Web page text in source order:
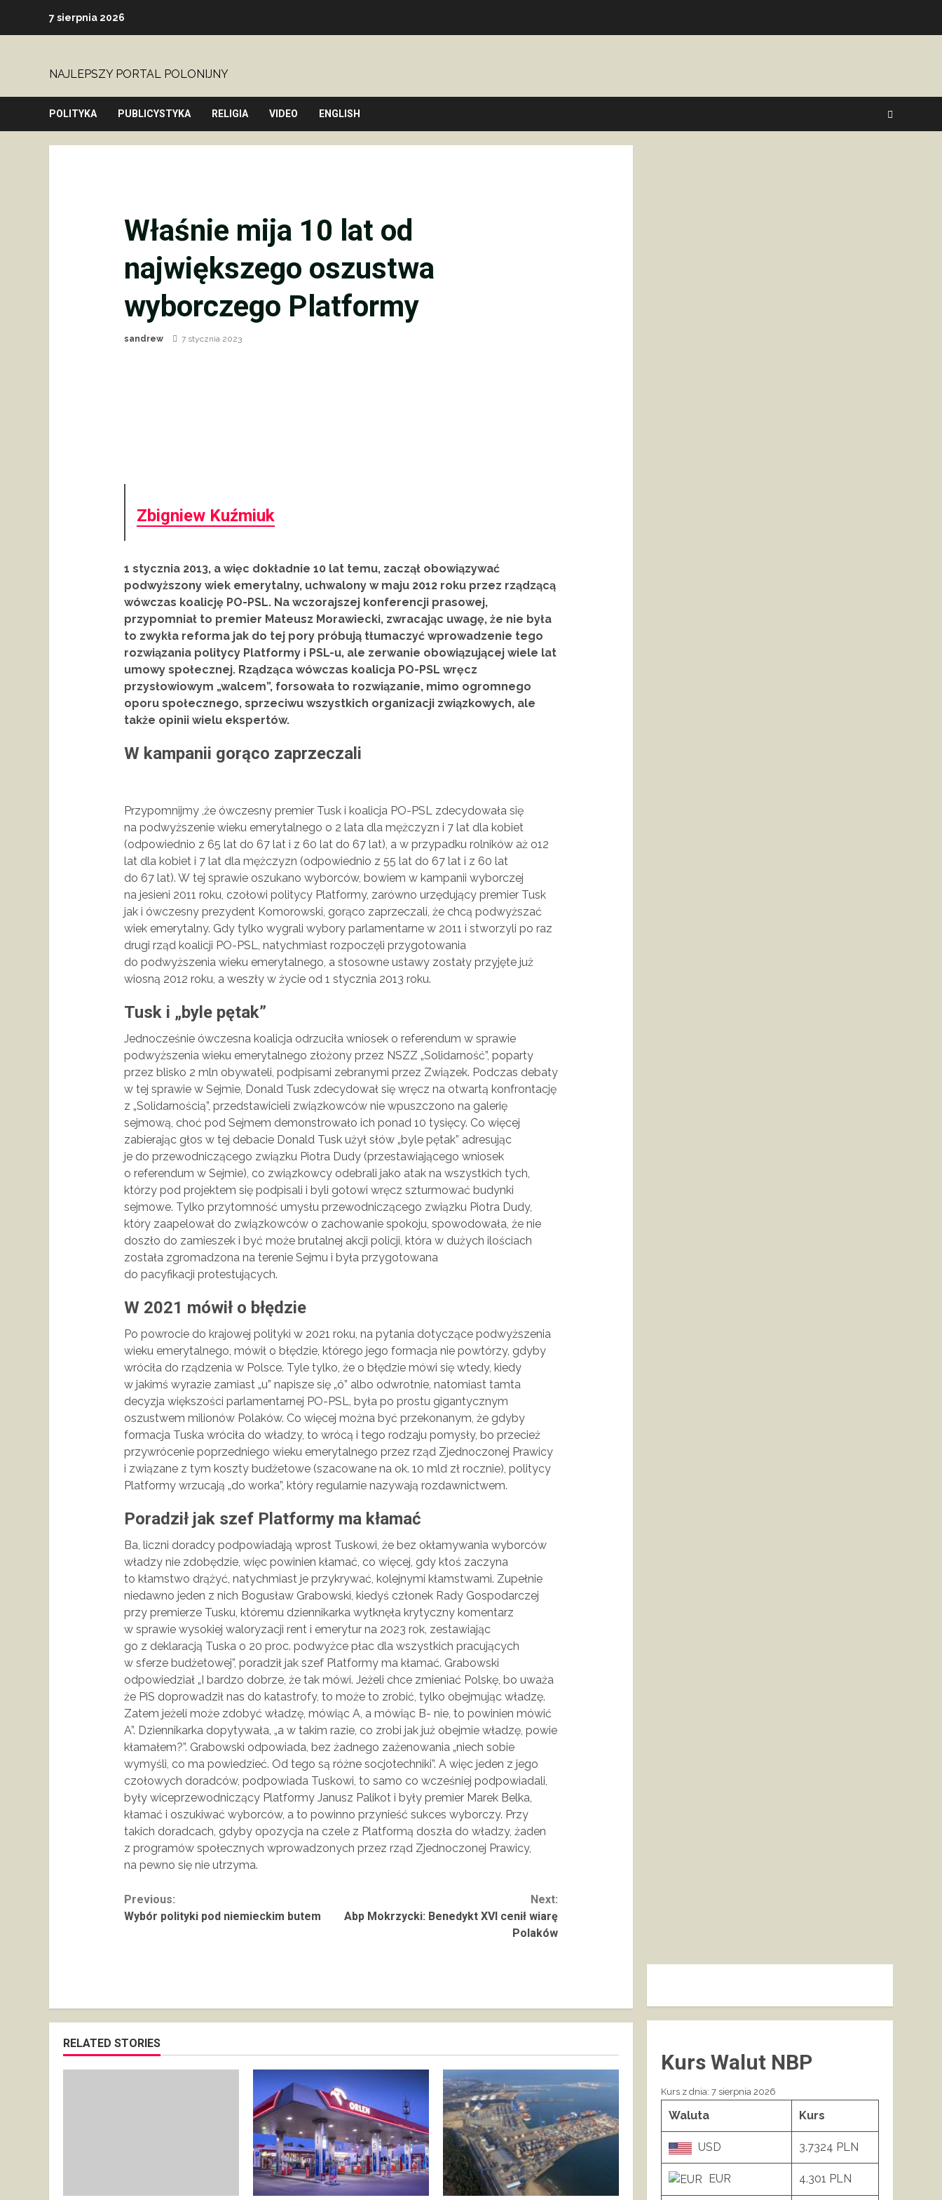
7 sierpnia 2026
NAJLEPSZY PORTAL POLONIJNY
POLITYKA PUBLICYSTYKA RELIGIA VIDEO ENGLISH
Właśnie mija 10 lat od
największego oszustwa
wyborczego Platformy
sandrew 7 stycznia 2023
Zbigniew Kuźmiuk
1 stycznia 2013, a więc dokładnie 10 lat temu, zaczął obowiązywać
podwyższony wiek emerytalny, uchwalony w maju 2012 roku przez rządzącą
wówczas koalicję PO-PSL. Na wczorajszej konferencji prasowej,
przypomniał to premier Mateusz Morawiecki, zwracając uwagę, że nie była
to zwykła reforma jak do tej pory próbują tłumaczyć wprowadzenie tego
rozwiązania politycy Platformy i PSL-u, ale zerwanie obowiązującej wiele lat
umowy społecznej. Rządząca wówczas koalicja PO-PSL wręcz
przysłowiowym „walcem”, forsowała to rozwiązanie, mimo ogromnego
oporu społecznego, sprzeciwu wszystkich organizacji związkowych, ale
także opinii wielu ekspertów.
W kampanii gorąco zaprzeczali
Przypomnijmy ,że ówczesny premier Tusk i koalicja PO-PSL zdecydowała się
na podwyższenie wieku emerytalnego o 2 lata dla mężczyzn i 7 lat dla kobiet
(odpowiednio z 65 lat do 67 lat i z 60 lat do 67 lat), a w przypadku rolników aż o12
lat dla kobiet i 7 lat dla mężczyzn (odpowiednio z 55 lat do 67 lat i z 60 lat
do 67 lat). W tej sprawie oszukano wyborców, bowiem w kampanii wyborczej
na jesieni 2011 roku, czołowi politycy Platformy, zarówno urzędujący premier Tusk
jak i ówczesny prezydent Komorowski, gorąco zaprzeczali, że chcą podwyższać
wiek emerytalny. Gdy tylko wygrali wybory parlamentarne w 2011 i stworzyli po raz
drugi rząd koalicji PO-PSL, natychmiast rozpoczęli przygotowania
do podwyższenia wieku emerytalnego, a stosowne ustawy zostały przyjęte już
wiosną 2012 roku, a weszły w życie od 1 stycznia 2013 roku.
Tusk i „byle pętak”
Jednocześnie ówczesna koalicja odrzuciła wniosek o referendum w sprawie
podwyższenia wieku emerytalnego złożony przez NSZZ „Solidarność”, poparty
przez blisko 2 mln obywateli, podpisami zebranymi przez Związek. Podczas debaty
w tej sprawie w Sejmie, Donald Tusk zdecydował się wręcz na otwartą konfrontację
z „Solidarnością”, przedstawicieli związkowców nie wpuszczono na galerię
sejmową, choć pod Sejmem demonstrowało ich ponad 10 tysięcy. Co więcej
zabierając głos w tej debacie Donald Tusk użył słów „byle pętak” adresując
je do przewodniczącego związku Piotra Dudy (przestawiającego wniosek
o referendum w Sejmie), co związkowcy odebrali jako atak na wszystkich tych,
którzy pod projektem się podpisali i byli gotowi wręcz szturmować budynki
sejmowe. Tylko przytomność umysłu przewodniczącego związku Piotra Dudy,
który zaapelował do związkowców o zachowanie spokoju, spowodowała, że nie
doszło do zamieszek i być może brutalnej akcji policji, która w dużych ilościach
została zgromadzona na terenie Sejmu i była przygotowana
do pacyfikacji protestujących.
W 2021 mówił o błędzie
Po powrocie do krajowej polityki w 2021 roku, na pytania dotyczące podwyższenia
wieku emerytalnego, mówił o błędzie, którego jego formacja nie powtórzy, gdyby
wróciła do rządzenia w Polsce. Tyle tylko, że o błędzie mówi się wtedy, kiedy
w jakimś wyrazie zamiast „u” napisze się „ó” albo odwrotnie, natomiast tamta
decyzja większości parlamentarnej PO-PSL, była po prostu gigantycznym
oszustwem milionów Polaków. Co więcej można być przekonanym, że gdyby
formacja Tuska wróciła do władzy, to wrócą i tego rodzaju pomysły, bo przecież
przywrócenie poprzedniego wieku emerytalnego przez rząd Zjednoczonej Prawicy
i związane z tym koszty budżetowe (szacowane na ok. 10 mld zł rocznie), politycy
Platformy wrzucają „do worka”, który regularnie nazywają rozdawnictwem.
Poradził jak szef Platformy ma kłamać
Ba, liczni doradcy podpowiadają wprost Tuskowi, że bez okłamywania wyborców
władzy nie zdobędzie, więc powinien kłamać, co więcej, gdy ktoś zaczyna
to kłamstwo drążyć, natychmiast je przykrywać, kolejnymi kłamstwami. Zupełnie
niedawno jeden z nich Bogusław Grabowski, kiedyś członek Rady Gospodarczej
przy premierze Tusku, któremu dziennikarka wytknęła krytyczny komentarz
w sprawie wysokiej waloryzacji rent i emerytur na 2023 rok, zestawiając
go z deklaracją Tuska o 20 proc. podwyżce płac dla wszystkich pracujących
w sferze budżetowej”, poradził jak szef Platformy ma kłamać. Grabowski
odpowiedział „I bardzo dobrze, że tak mówi. Jeżeli chce zmieniać Polskę, bo uważa
że PiS doprowadził nas do katastrofy, to może to zrobić, tylko obejmując władzę.
Zatem jeżeli może zdobyć władzę, mówiąc A, a mówiąc B- nie, to powinien mówić
A”. Dziennikarka dopytywała, „a w takim razie, co zrobi jak już obejmie władzę, powie
kłamałem?”. Grabowski odpowiada, bez żadnego zażenowania „niech sobie
wymyśli, co ma powiedzieć. Od tego są różne socjotechniki”. A więc jeden z jego
czołowych doradców, podpowiada Tuskowi, to samo co wcześniej podpowiadali,
były wiceprzewodniczący Platformy Janusz Palikot i były premier Marek Belka,
kłamać i oszukiwać wyborców, a to powinno przynieść sukces wyborczy. Przy
takich doradcach, gdyby opozycja na czele z Platformą doszła do władzy, żaden
z programów społecznych wprowadzonych przez rząd Zjednoczonej Prawicy,
na pewno się nie utrzyma.
Continue
Previous:
Wybór polityki pod niemieckim butem
Next:
Abp Mokrzycki: Benedykt XVI cenił wiarę
Polaków
RELATED STORIES
Kurs Walut NBP
Kurs z dnia: 7 sierpnia 2026
Waluta Kurs
USD 3.7324 PLN
EUR 4.301 PLN